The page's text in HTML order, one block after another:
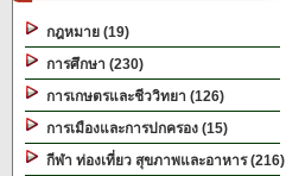
กฎหมาย (19)
การศึกษา (230)
การเกษตรและชีววิทยา (126)
การเมืองและการปกครอง (15)
กีฬา ท่องเที่ยว สุขภาพและอาหาร (216)